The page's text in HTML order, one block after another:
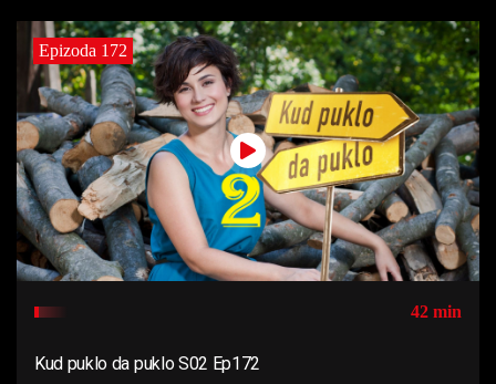
Epizoda 172
42 min
Kud puklo da puklo S02 Ep172